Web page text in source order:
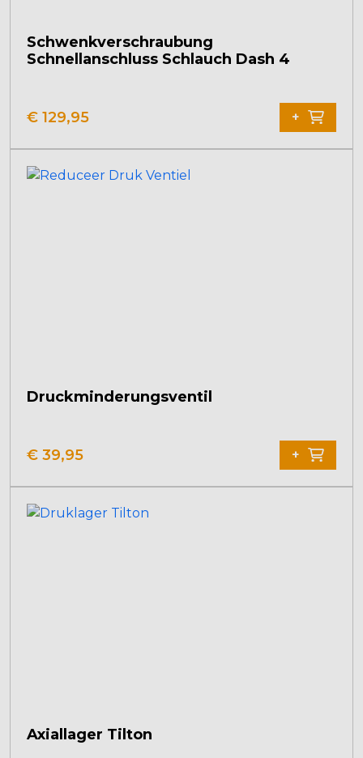
Schwenkverschraubung
Schnellanschluss Schlauch Dash 4
€ 129,95 +
Druckminderungsventil
€ 39,95 +
Axiallager Tilton